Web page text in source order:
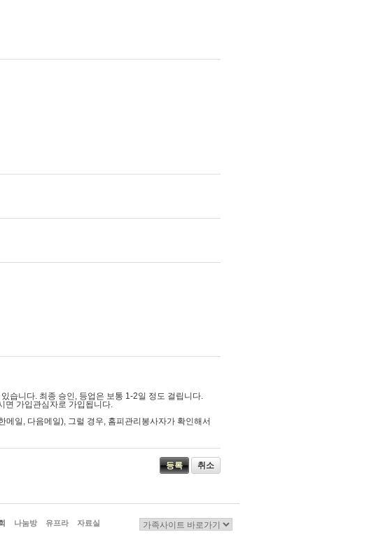
전자우편 주소로 할 수 있습니다.
시함으로써 개별 통지를 대신할 수 있습니다.
따로 공지합니다.
황 제공
중지할 수 있습니다.
규정된 기간 통신 사업자가 전기통신서비스를 중지나 전
우
습니다. 최종 승인, 등업은 보통 1-2일 정도 걸립니다.
면 가입관심자로 가입됩니다.
일, 다음메일), 그럴 경우, 홈피관리봉사자가 확인해서
취소
나눔방 유프라 자료실